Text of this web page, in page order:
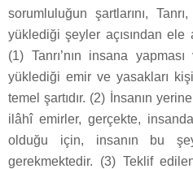
sorumluluğun şartlarını,
yüklediği şeyler açısından
(1) Tanrı’nın insana
yüklediği emir ve yasakları
temel şartıdır. (2) İnsanın
ilâhî emirler, gerçekte,
olduğu için, insanın bu
gerekmektedir. (3) Teklif